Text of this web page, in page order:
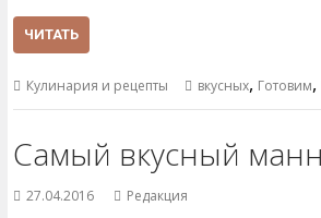
ЧИТАТЬ
Кулинария и рецепты вкусных, Готовим,
Самый вкусный
27.04.2016 Редакция